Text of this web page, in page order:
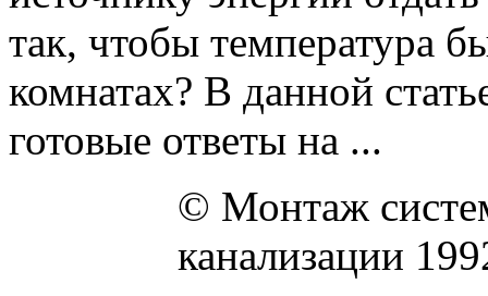
так, чтобы температура
комнатах? В данной
готовые ответы на ...
© Монтаж
канализации